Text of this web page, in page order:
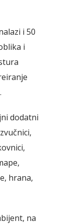
i 50
i
dodatni
hrana,
na